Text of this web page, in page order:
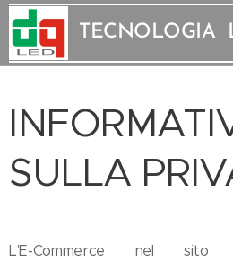
TECNOLOGIA
SULLA
L’E-Commerce nel